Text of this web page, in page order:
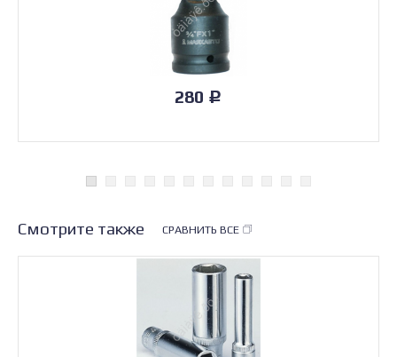
280 Р
Смотрите также СРАВНИТЬ ВСЕ